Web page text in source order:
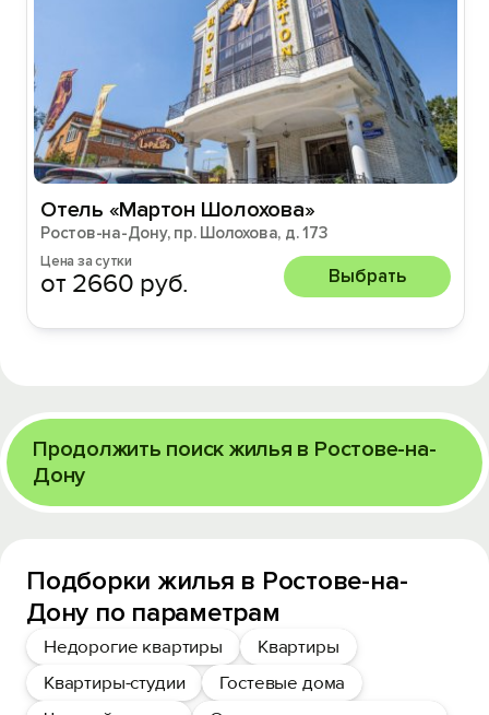
Отель «Mартон Шолохова»
Ростов-на-Дону, пр. Шолохова, д. 173
Цена за сутки
от 2660 руб. Выбрать
Продолжить поиск жилья в Ростове-на-
Дону
Подборки жилья в Ростове-на-
Дону по параметрам
Недорогие квартиры
Квартиры
Квартиры-студии
Гостевые дома